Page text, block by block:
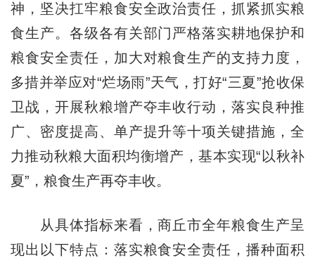
神，坚决扛牢粮食安全政治责任，抓紧抓实粮
食生产。各级各有关部门严格落实耕地保护和
粮食安全责任，加大对粮食生产的支持力度，
多措并举应对“烂场雨”天气，打好“三夏”抢收保
卫战，开展秋粮增产夺丰收行动，落实良种推
广、密度提高、单产提升等十项关键措施，全
力推动秋粮大面积均衡增产，基本实现“以秋补
夏”，粮食生产再夺丰收。
从具体指标来看，商丘市全年粮食生产呈
现出以下特点：落实粮食安全责任，播种面积